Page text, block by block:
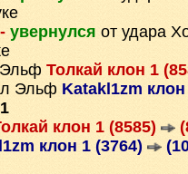
увернулся от удара
Толкай клон 1
Эльф Katakl1zm
клон 1 (8585)
клон 1 (3764)